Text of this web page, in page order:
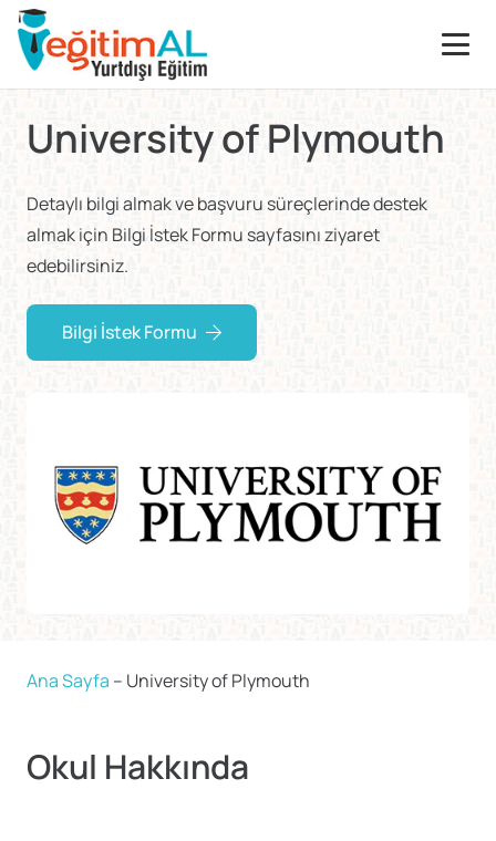
University of Plymouth
Detaylı bilgi almak ve başvuru süreçlerinde destek
almak için Bilgi İstek Formu sayfasını ziyaret
edebilirsiniz.
Bilgi İstek Formu
Ana Sayfa – University of Plymouth
Okul Hakkında